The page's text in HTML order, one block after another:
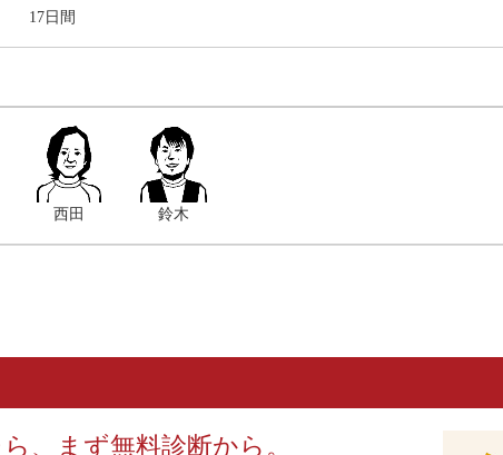
17日間
西田 鈴木
、まず無料診断から。